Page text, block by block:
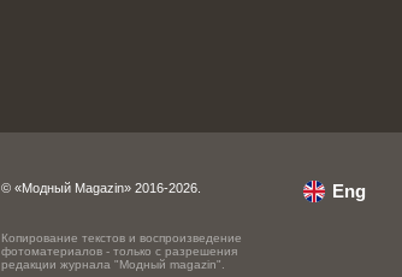
© «Модный Magazin» 2016-2026.
Копирование текстов и воспроизведение
фотоматериалов - только с разрешения
редакции журнала "Модный magazin".
Eng